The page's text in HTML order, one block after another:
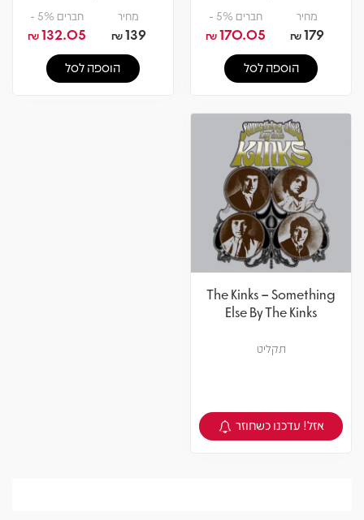
מחיר
179
₪
חברים 5% -
170.05
₪
הוספה לסל
מחיר
139
₪
חברים 5% -
132.05
₪
הוספה לסל
The Kinks – Something
Else By The Kinks
תקליט
צפיה במוצר
אזל! עדכנו כשחוזר